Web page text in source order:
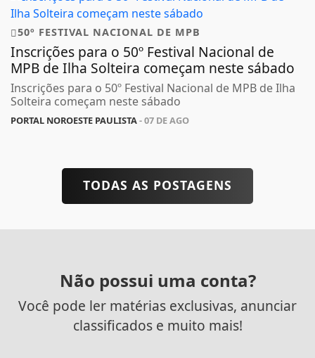
50º FESTIVAL NACIONAL DE MPB
Inscrições para o 50º Festival Nacional de
MPB de Ilha Solteira começam neste sábado
Inscrições para o 50º Festival Nacional de MPB de Ilha
Solteira começam neste sábado
PORTAL NOROESTE PAULISTA- 07 DE AGO
TODAS AS POSTAGENS
Não possui uma conta?
Você pode ler matérias exclusivas, anunciar
classificados e muito mais!